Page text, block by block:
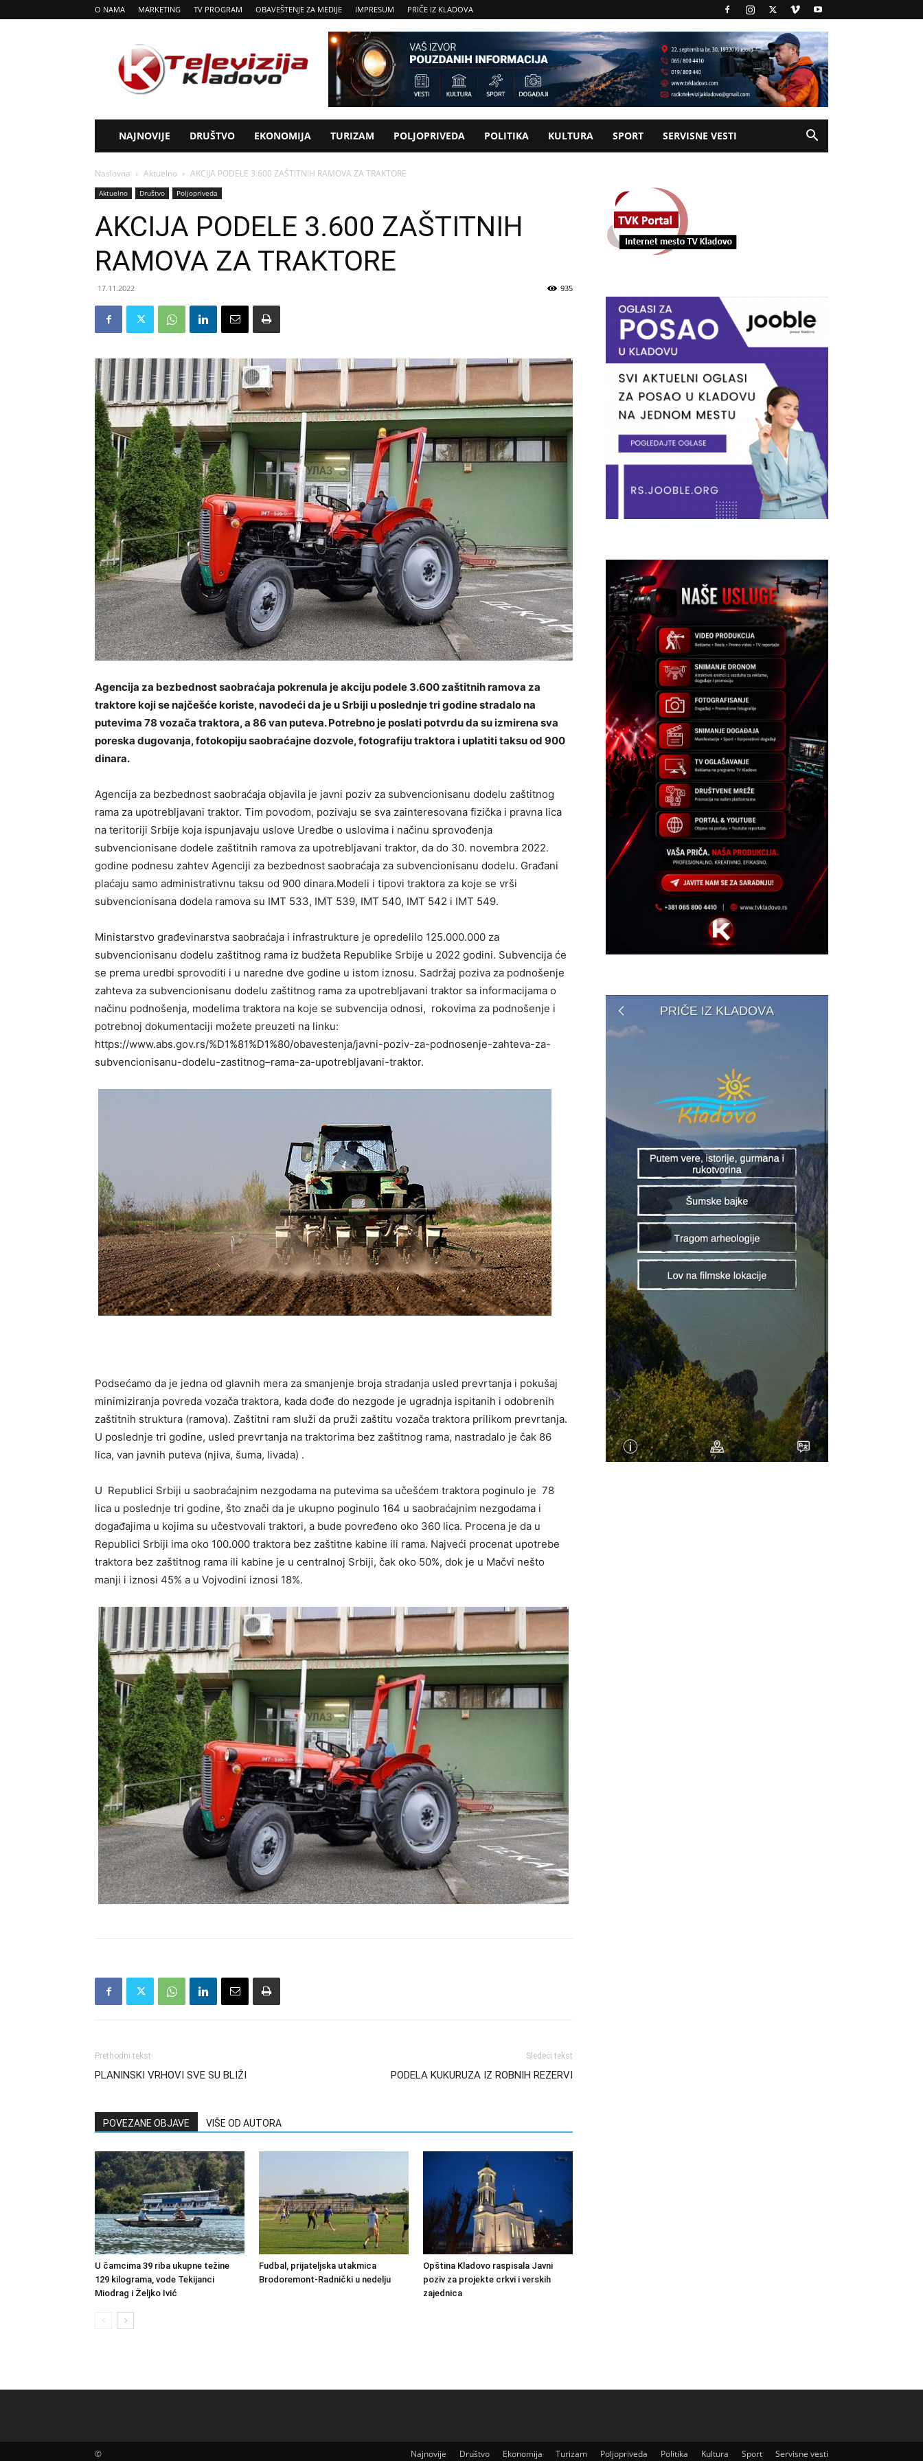
O NAMA MARKETING TV PROGRAM OBAVEŠTENJE ZA MEDIJE IMPRESUM PRIČE IZ KLADOVA
Tv
Kladovo
NAJNOVIJE DRUŠTVO EKONOMIJA TURIZAM POLJOPRIVEDA POLITIKA KULTURA SPORT SERVISNE VESTI
Naslovna Aktuelno AKCIJA PODELE 3.600 ZAŠTITNIH RAMOVA ZA TRAKTORE
Aktuelno Društvo Poljopriveda
AKCIJA PODELE 3.600 ZAŠTITNIH
RAMOVA ZA TRAKTORE
17.11.2022 935
Agencija za bezbednost saobraćaja pokrenula je akciju podele 3.600 zaštitnih ramova za
traktore koji se najčešće koriste, navodeći da je u Srbiji u poslednje tri godine stradalo na
putevima 78 vozača traktora, a 86 van puteva. Potrebno je poslati potvrdu da su izmirena sva
poreska dugovanja, fotokopiju saobraćajne dozvole, fotografiju traktora i uplatiti taksu od 900
dinara.
Agencija za bezbednost saobraćaja objavila je javni poziv za subvencionisanu dodelu zaštitnog
rama za upotrebljavani traktor. Tim povodom, pozivaju se sva zainteresovana fizička i pravna lica
na teritoriji Srbije koja ispunjavaju uslove Uredbe o uslovima i načinu sprovođenja
subvencionisane dodele zaštitnih ramova za upotrebljavani traktor, da do 30. novembra 2022.
godine podnesu zahtev Agenciji za bezbednost saobraćaja za subvencionisanu dodelu. Građani
plaćaju samo administrativnu taksu od 900 dinara.Modeli i tipovi traktora za koje se vrši
subvencionisana dodela ramova su IMT 533, IMT 539, IMT 540, IMT 542 i IMT 549.
Ministarstvo građevinarstva saobraćaja i infrastrukture je opredelilo 125.000.000 za
subvencionisanu dodelu zaštitnog rama iz budžeta Republike Srbije u 2022 godini. Subvencija će
se prema uredbi sprovoditi i u naredne dve godine u istom iznosu. Sadržaj poziva za podnošenje
zahteva za subvencionisanu dodelu zaštitnog rama za upotrebljavani traktor sa informacijama o
načinu podnošenja, modelima traktora na koje se subvencija odnosi, rokovima za podnošenje i
potrebnoj dokumentaciji možete preuzeti na linku:
https://www.abs.gov.rs/%D1%81%D1%80/obavestenja/javni-poziv-za-podnosenje-zahteva-za-
subvencionisanu-dodelu-zastitnog–rama-za-upotrebljavani-traktor.
Podsećamo da je jedna od glavnih mera za smanjenje broja stradanja usled prevrtanja i pokušaj
minimiziranja povreda vozača traktora, kada dođe do nezgode je ugradnja ispitanih i odobrenih
zaštitnih struktura (ramova). Zaštitni ram služi da pruži zaštitu vozača traktora prilikom prevrtanja.
U poslednje tri godine, usled prevrtanja na traktorima bez zaštitnog rama, nastradalo je čak 86
lica, van javnih puteva (njiva, šuma, livada) .
U Republici Srbiji u saobraćajnim nezgodama na putevima sa učešćem traktora poginulo je 78
lica u poslednje tri godine, što znači da je ukupno poginulo 164 u saobraćajnim nezgodama i
događajima u kojima su učestvovali traktori, a bude povređeno oko 360 lica. Procena je da u
Republici Srbiji ima oko 100.000 traktora bez zaštitne kabine ili rama. Najveći procenat upotrebe
traktora bez zaštitnog rama ili kabine je u centralnoj Srbiji, čak oko 50%, dok je u Mačvi nešto
manji i iznosi 45% a u Vojvodini iznosi 18%.
Prethodni tekst
PLANINSKI VRHOVI SVE SU BLIŽI
Sledeći tekst
PODELA KUKURUZA IZ ROBNIH REZERVI
POVEZANE OBJAVE VIŠE OD AUTORA
U čamcima 39 riba ukupne težine
129 kilograma, vode Tekijanci
Miodrag i Željko Ivić
Fudbal, prijateljska utakmica
Brodoremont-Radnički u nedelju
Opština Kladovo raspisala Javni
poziv za projekte crkvi i verskih
zajednica
Najnovije Društvo Ekonomija Turizam Poljopriveda Politika Kultura Sport Servisne vesti
©